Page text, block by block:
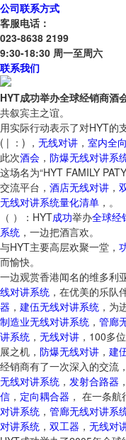
公司联系方式
客服电话：
023-8638 2199
9:30-18:30 周一至周六
联系我们
HYT成功举办全球经销商酒
共叙宾主之谊。
用实际行动表示了对HYT的
( | ：) ， 无线对讲 ， 室内全
此次酒会 ， 防爆无线对讲系
这场名为“HYT FAMILY
交流平台， 酒店无线对讲 ，
无线对讲系统量化清单 ，。
（ ）：HYT成功举办全球经
系统 ，一边把酒言欢。
与HYT主要高层欢聚一堂，
而愉快。
一边观赏香港闻名的维多利
线对讲系统 ，在优美的乐队
器 ， 建伍无线对讲系统 ，为
制造业无线对讲系统 ， 管廊
讲系统 ， 无线对讲 ，100多
展之机， 防爆无线对讲 ， 建
经销商有了一次深入的交流，
无线对讲系统 ， 发射合路器
信 ， 定向耦合器 ， 在一条
对讲系统 ， 管廊无线对讲系
对讲系统 ， 双工器 ， 无线对